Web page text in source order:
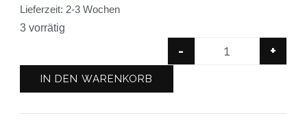
Lieferzeit: 2-3 Wochen
3 vorrätig
- +
IN DEN WARENKORB